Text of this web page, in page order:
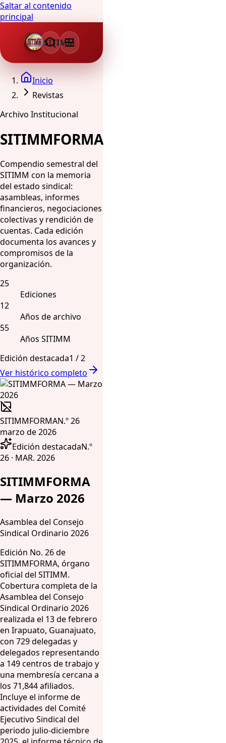
Saltar al contenido
principal
SITIMM
Inicio
Revistas
Archivo Institucional
SITIMMFORMA
Compendio semestral del
SITIMM con la memoria
del estado sindical:
asambleas, informes
financieros, negociaciones
colectivas y rendición de
cuentas. Cada edición
documenta los avances y
compromisos de la
organización.
25
Ediciones
12
Años de archivo
55
Años SITIMM
Edición destacada1 /2
Ver histórico completo
SITIMMFORMAN.º 26
marzo de 2026
Edición destacadaN.º
26 · MAR. 2026
SITIMMFORMA
— Marzo 2026
Asamblea del Consejo
Sindical Ordinario 2026
Edición No. 26 de
SITIMMFORMA, órgano
oficial del SITIMM.
Cobertura completa de la
Asamblea del Consejo
Sindical Ordinario 2026
realizada el 13 de febrero
en Irapuato, Guanajuato,
con 729 delegadas y
delegados representando
a 149 centros de trabajo y
una membresía cercana a
los 71,844 afiliados.
Incluye el informe de
actividades del Comité
Ejecutivo Sindical del
periodo julio-diciembre